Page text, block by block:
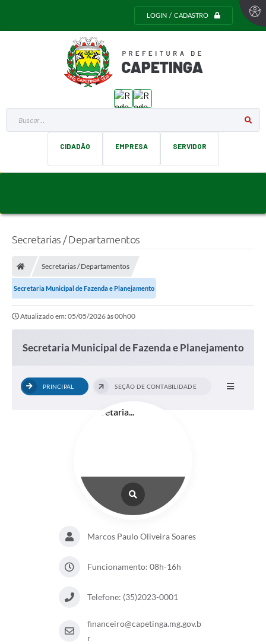
LOGIN / CADASTRO
Buscar...
CIDADÃO EMPRESA SERVIDOR
Secretarias / Departamentos
Secretarias / Departamentos
Secretaria Municipal de Fazenda e Planejamento
Atualizado em: 05/05/2026 às 00h00
Secretaria Municipal de Fazenda e Planejamento
PRINCIPAL SEÇÃO DE CONTABILIDADE
Marcos Paulo Oliveira Soares
Funcionamento: 08h-16h
Telefone: (35)2023-0001
financeiro@capetinga.mg.gov.b
r